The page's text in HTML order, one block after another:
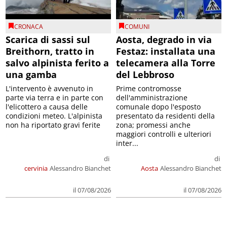
CRONACA
Scarica di sassi sul
Breithorn, tratto in
salvo alpinista ferito a
una gamba
cervinia
di
Alessandro Bianchet
il 07/08/2026
L'intervento è avvenuto in
parte via terra e in parte con
l'elicottero a causa delle
condizioni meteo. L'alpinista
non ha riportato gravi ferite
COMUNI
Aosta, degrado in via
Festaz: installata una
telecamera alla Torre
del Lebbroso
Aosta
di
Alessandro Bianchet
il 07/08/2026
Prime contromosse
dell'amministrazione
comunale dopo l'esposto
presentato da residenti della
zona; promessi anche
maggiori controlli e ulteriori
inter...